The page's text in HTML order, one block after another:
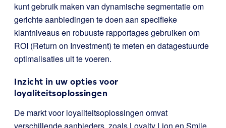
kunt gebruik maken van dynamische segmentatie om
gerichte aanbiedingen te doen aan specifieke
klantniveaus en robuuste rapportages gebruiken om
ROI (Return on Investment) te meten en datagestuurde
optimalisaties uit te voeren.
Inzicht in uw opties voor
loyaliteitsoplossingen
De markt voor loyaliteitsoplossingen omvat